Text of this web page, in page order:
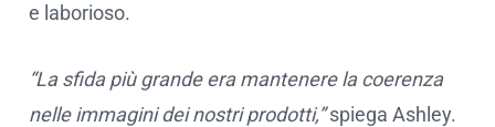
e laborioso.
“La sfida più grande era mantenere la coerenza
nelle immagini dei nostri prodotti,”spiega Ashley.